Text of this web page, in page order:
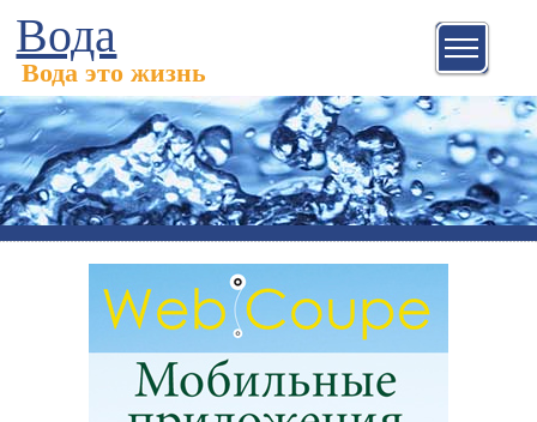
Вода
Вода это жизнь